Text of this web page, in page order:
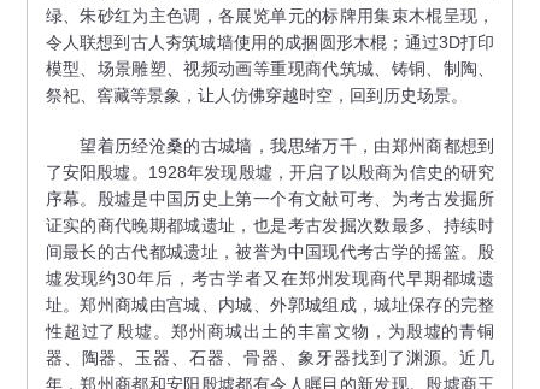
绿、朱砂红为主色调，各展览单元的标牌用集束木棍呈现，
令人联想到古人夯筑城墙使用的成捆圆形木棍；通过3D打印
模型、场景雕塑、视频动画等重现商代筑城、铸铜、制陶、
祭祀、窖藏等景象，让人仿佛穿越时空，回到历史场景。
望着历经沧桑的古城墙，我思绪万千，由郑州商都想到
了安阳殷墟。1928年发现殷墟，开启了以殷商为信史的研究
序幕。殷墟是中国历史上第一个有文献可考、为考古发掘所
证实的商代晚期都城遗址，也是考古发掘次数最多、持续时
间最长的古代都城遗址，被誉为中国现代考古学的摇篮。殷
墟发现约30年后，考古学者又在郑州发现商代早期都城遗
址。郑州商城由宫城、内城、外郭城组成，城址保存的完整
性超过了殷墟。郑州商城出土的丰富文物，为殷墟的青铜
器、陶器、玉器、石器、骨器、象牙器找到了渊源。近几
年，郑州商都和安阳殷墟都有令人瞩目的新发现。殷墟商王